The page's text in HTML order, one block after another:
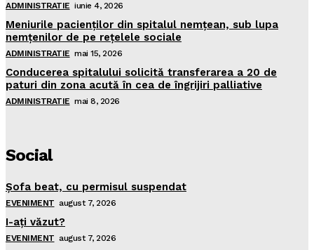
ADMINISTRATIE iunie 4, 2026
Meniurile pacienţilor din spitalul nemţean, sub lupa
nemţenilor de pe reţelele sociale
ADMINISTRATIE mai 15, 2026
Conducerea spitalului solicită transferarea a 20 de
paturi din zona acută în cea de îngrijiri palliative
ADMINISTRATIE mai 8, 2026
Social
Şofa beat, cu permisul suspendat
EVENIMENT august 7, 2026
I-aţi văzut?
EVENIMENT august 7, 2026